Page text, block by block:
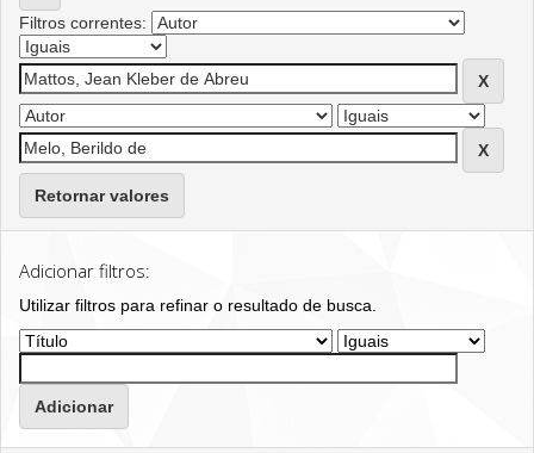
Filtros correntes:
Retornar valores
Adicionar filtros:
Utilizar filtros para refinar o resultado de busca.